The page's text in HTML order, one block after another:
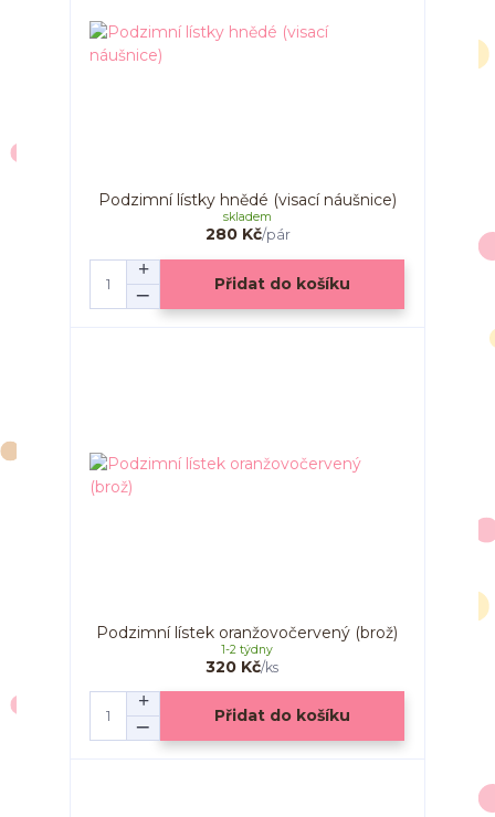
Podzimní lístky hnědé (visací náušnice)
280 Kč/pár
skladem
Přidat do košíku
Podzimní lístek oranžovočervený (brož)
320 Kč/ks
1-2 týdny
Přidat do košíku